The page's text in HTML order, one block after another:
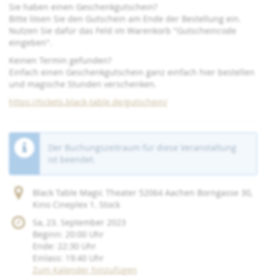
Sie haben einen Geschenkgutschein?
Bitte lösen Sie den Gutschein am Ende der Bestellung ein.
Nutzen Sie dafür das Feld im Warenkorb "Gutscheincode
eingeben".
Keinen Termin gefunden?
Einfach einen Geschenkgutschein ganz einfach hier bestellen
und magische Stunden verschenken.
https://tickets.black-table.de/gutschein/
Der Buchungszeitraum für diese Veranstaltung
ist beendet.
Black Table Magic Theater 52064 Aachen Borngasse 30,
Kino Cineplex 1. Stock
Sa, 23. September 2023
Beginn:
20:00
Uhr
Ende:
22:30
Uhr
Einlass:
19:40
Uhr
Zum Kalender hinzufügen